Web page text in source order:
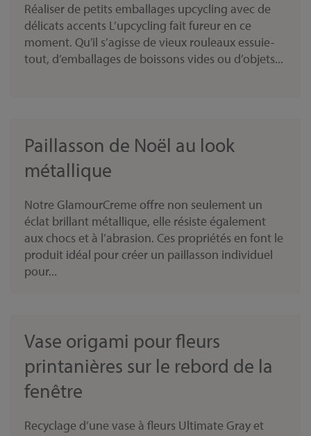
Réaliser de petits emballages upcycling avec de
délicats accents L’upcycling fait fureur en ce
moment. Qu’il s’agisse de vieux rouleaux essuie-
tout, d’emballages de boissons vides ou d’objets...
Paillasson de Noël au look
métallique
Notre GlamourCreme offre non seulement un
éclat brillant métallique, elle résiste également
aux chocs et à l’abrasion. Ces propriétés en font le
produit idéal pour créer un paillasson individuel
pour...
Vase origami pour fleurs
printanières sur le rebord de la
fenêtre
Recyclage d’une vase à fleurs Ultimate Gray et